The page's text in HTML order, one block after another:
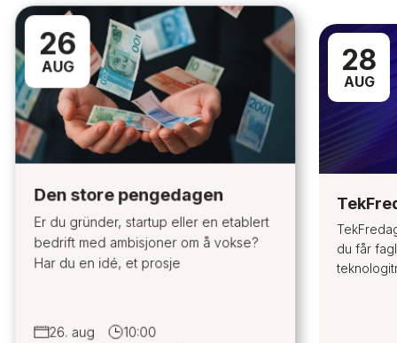
26
AUG
Den store pengedagen
Er du gründer, startup eller en etablert
bedrift med ambisjoner om å vokse?
Har du en idé, et prosje
26. aug
10:00
28
AUG
du får